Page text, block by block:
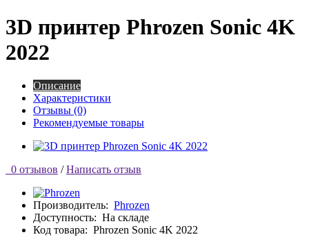
3D принтер Phrozen Sonic 4K
2022
Описание
Характеристики
Отзывы (0)
Рекомендуемые товары
0 отзывов / Написать отзыв
Производитель: Phrozen
Доступность: На складе
Код товара: Phrozen Sonic 4K 2022